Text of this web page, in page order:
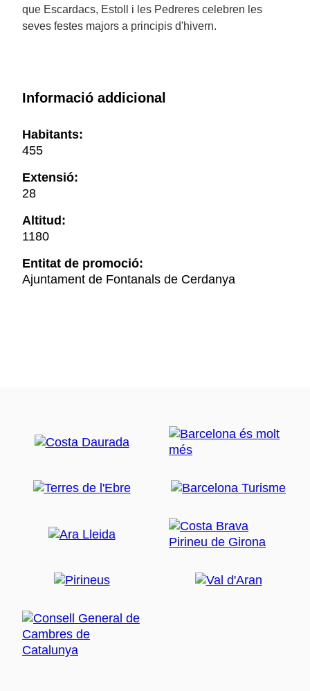
que Escardacs, Estoll i les Pedreres celebren les
seves festes majors a principis d'hivern.
Informació addicional
Habitants:
455
Extensió:
28
Altitud:
1180
Entitat de promoció:
Ajuntament de Fontanals de Cerdanya